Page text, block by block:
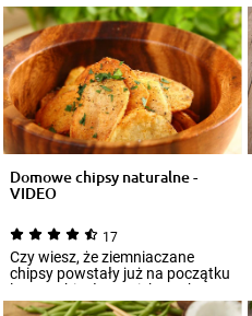
ziołowych herbat...
Domowe chipsy naturalne -
VIDEO
17
Czy wiesz, że ziemniaczane
chipsy powstały już na początku
lat 30. ubiegłego wieku? Ich
ojczyzną...